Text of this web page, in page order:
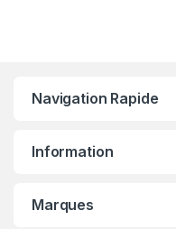
Navigation Rapide
Information
Marques